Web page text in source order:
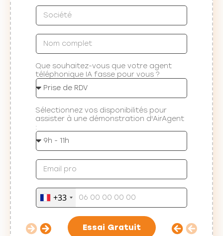
Que souhaitez-vous que votre agent
téléphonique IA fasse pour vous ?
Sélectionnez vos disponibilités pour
assister à une démonstration d'AirAgent
:
+33
Essai Gratuit